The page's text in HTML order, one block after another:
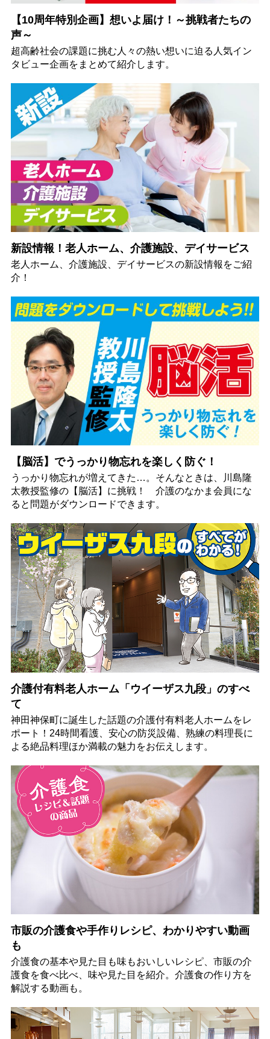
【10周年特別企画】想いよ届け！～挑戦者たちの
声～
超高齢社会の課題に挑む人々の熱い想いに迫る人気イン
タビュー企画をまとめて紹介します。
新設情報！老人ホーム、介護施設、デイサービス
老人ホーム、介護施設、デイサービスの新設情報をご紹
介！
【脳活】でうっかり物忘れを楽しく防ぐ！
うっかり物忘れが増えてきた…。そんなときは、川島隆
太教授監修の【脳活】に挑戦！ 介護のなかま会員にな
ると問題がダウンロードできます。
介護付有料老人ホーム「ウイーザス九段」のすべ
て
神田神保町に誕生した話題の介護付有料老人ホームをレ
ポート！24時間看護、安心の防災設備、熟練の料理長に
よる絶品料理ほか満載の魅力をお伝えします。
市販の介護食や手作りレシピ、わかりやすい動画
も
介護食の基本や見た目も味もおいしいレシピ、市販の介
護食を食べ比べ、味や見た目を紹介。介護食の作り方を
解説する動画も。